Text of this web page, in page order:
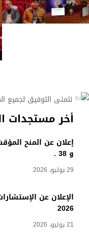
أخر مستجدات
و 38 .
29 يوليو، 2026
2026
21 يوليو، 2026
نتمنى التوفيق لجميع